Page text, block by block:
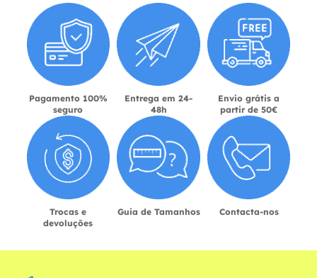
Pagamento 100%
seguro
Entrega em 24-
48h
Envio grátis a
partir de 50€
Trocas e
devoluções
Guia de Tamanhos Contacta-nos